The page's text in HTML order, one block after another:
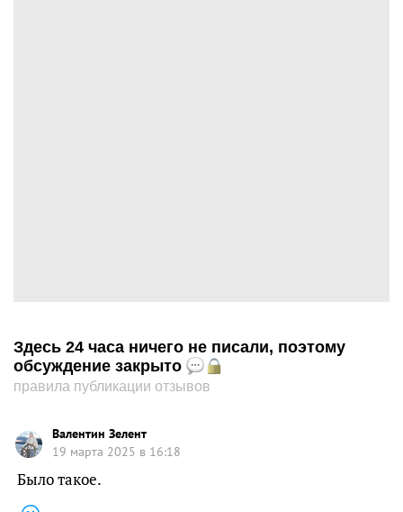
Здесь 24 часа ничего не писали, поэтому
обсуждение закрыто
правила публикации отзывов
Валентин Зелент
19 марта 2025 в 16:18
Было такое.